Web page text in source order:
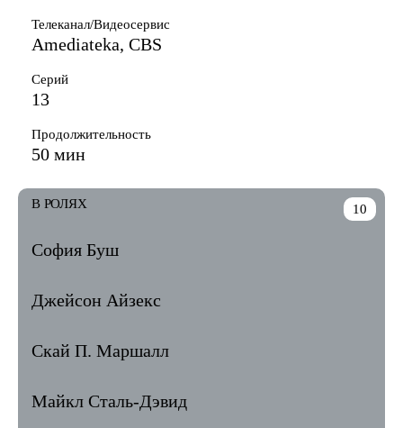
Телеканал/Видеосервис
Amediateka, CBS
Серий
13
Продолжительность
50 мин
10
В РОЛЯХ
София Буш
Джейсон Айзекс
Скай П. Маршалл
Майкл Сталь-Дэвид